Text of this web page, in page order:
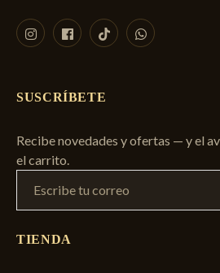
SUSCRÍBETE
Recibe novedades y ofertas — y el
el carrito.
TIENDA